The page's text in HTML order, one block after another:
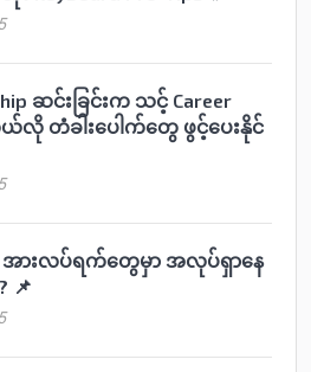
ဆင်းခြင်းက သင့် Career
တံခါးပေါက်တွေ ဖွင့်ပေးနိုင်
အားလပ်ရက်တွေမှာ အလုပ်ရှာနေ
📌